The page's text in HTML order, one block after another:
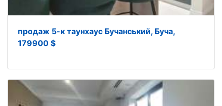
продаж 5-к таунхаус Бучанський, Буча,
179900 $